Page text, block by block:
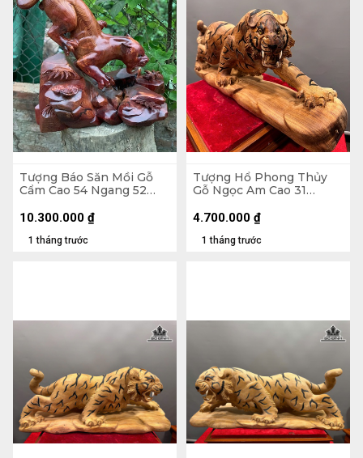
Tượng Báo Săn Mồi Gỗ
Cẩm Cao 54 Ngang 52
1 tháng trước
10.300.000 ₫
Tượng Hổ Phong Thủy
Gỗ Ngọc Am Cao 31
1 tháng trước
4.700.000 ₫